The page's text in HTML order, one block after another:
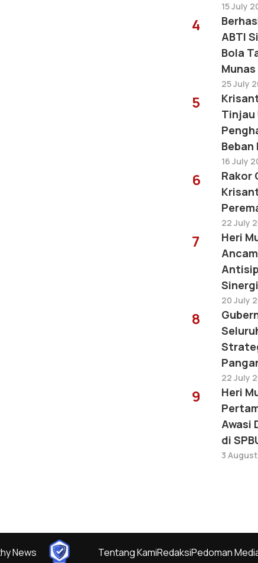
15 July
4
ABTI
Bola
25 July
5
Tinjau
Beban
16 July
6
Rakor
22 July
7
Heri
Sinergi
20 July
8
22 July
9
Heri
Awasi
di
3
News Tentang KamiRedaksiPedoman